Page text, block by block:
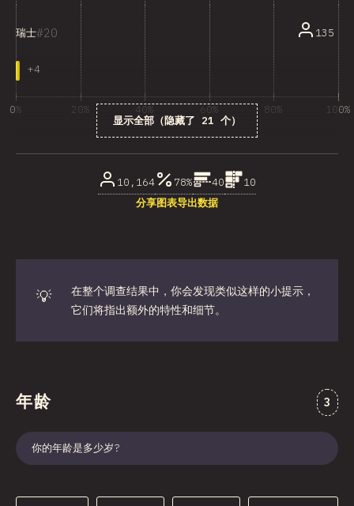
20
瑞士
+4
135
显示全部（隐藏了 21 个）
0% 20% 40% 60% 80% 100%
10,164 78% 40
10
分享图表导出数据
💡
在整个调查结果中，你会发现类似这样的小提示，
它们将指出额外的特性和细节。
年龄 对“
3
你的年龄是多少岁?